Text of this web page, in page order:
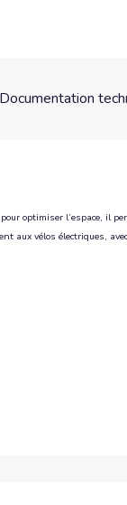
Documentation
optimiser l’espace, il
vélos électriques,